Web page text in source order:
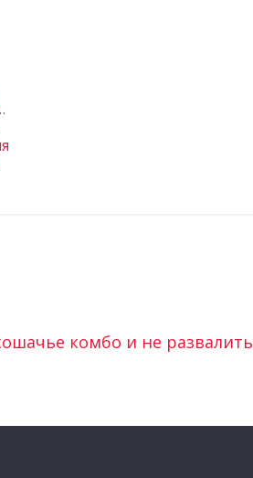
комбо и не развалить